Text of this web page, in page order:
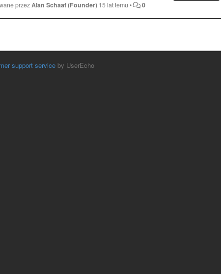
przezAlan Schaaf (Founder) 15 lat temu • 0
support serviceby UserEcho